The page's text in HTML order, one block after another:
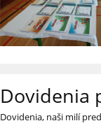
Dovidenia
Dovidenia, naši milí